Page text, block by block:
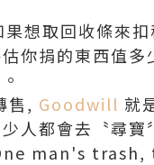
想取回收條來
你捐的東西值多
售, Goodwill 就
人都會去〝尋寶
man's